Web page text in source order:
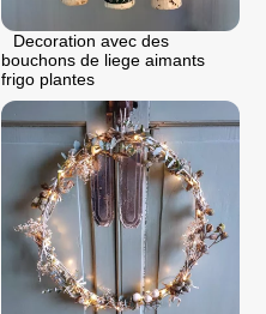
Decoration avec des
bouchons de liege aimants
frigo plantes